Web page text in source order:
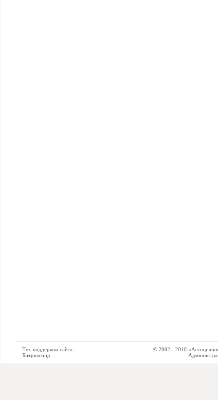
Тех.поддержка сайта -
Битриксоид
© 2002 - 2010 «Ассоциация